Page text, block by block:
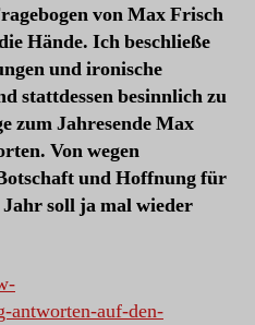
von Max Frisch
Hände. Ich beschließe
und ironische
stattdessen besinnlich zu
zum Jahresende Max
Von wegen
und Hoffnung für
soll ja mal wieder
antworten-auf-den-